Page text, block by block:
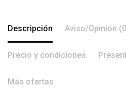
Descripción Aviso/Opinión
Precio y condiciones
Más ofertas